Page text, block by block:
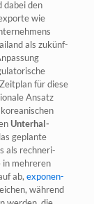
den
wie
als zukünf­
für die­se
Ansatz
Unter­hal­
geplan­te
als rech­ne­ri­
meh­re­ren
ab, expo­nen­
wäh­rend